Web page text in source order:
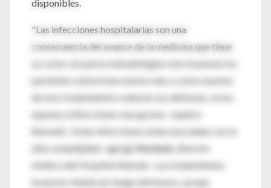
disponibles.
"Las infecciones hospitalarias son una
consecuencia del avance de la medicina que tiene
su costo: al usarse metodologías más invasivas los
pacientes sobreviven mucho más y como muchos
de esos tratamientos reducen sus defensas, se los
expone a infecciones mas graves -explicó
Bonvehi-. Estas infecciones están asociadas con la
alta complejidad -agregó Durlach, director
médico del Hospital Alemán-. Los tratamientos
invasivos tienen un riesgo intrínseco, ya que